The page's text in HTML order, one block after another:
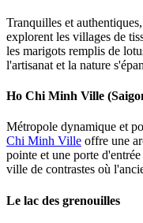
Tranquilles et
explorent les villages de
les marigots remplis de
l'artisanat et la nature
Ho Chi Minh Ville
Métropole dynamique et
Chi Minh Ville offre une
pointe et une porte
ville de contrastes où
Le lac des grenouilles